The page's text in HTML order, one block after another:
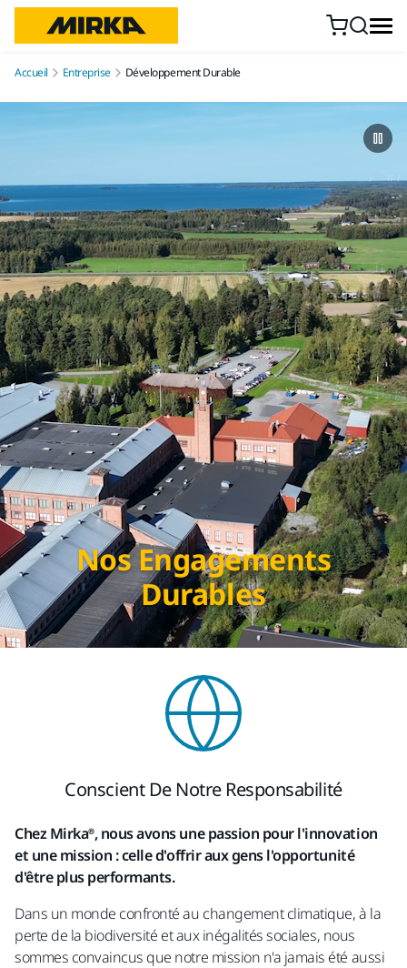
Accueil Entreprise Développement Durable
Nos Engagements
Durables
Conscient De Notre Responsabilité
Chez Mirka®, nous avons une passion pour l'innovation
et une mission : celle d'offrir aux gens l'opportunité
d'être plus performants.
Dans un monde confronté au changement climatique, à la
perte de la biodiversité et aux inégalités sociales, nous
sommes convaincus que notre mission n'a jamais été aussi